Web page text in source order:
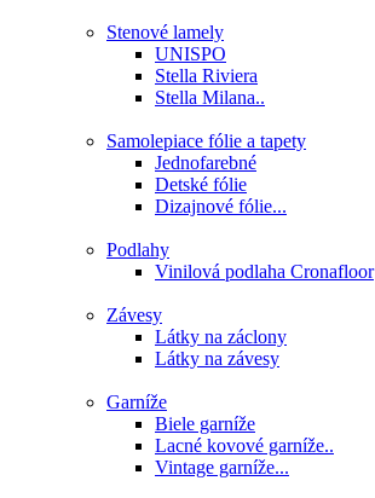
Stenové lamely
UNISPO
Stella Riviera
Stella Milana..
Samolepiace fólie a tapety
Jednofarebné
Detské fólie
Dizajnové fólie...
Podlahy
Vinilová podlaha Cronafloor
Závesy
Látky na záclony
Látky na závesy
Garníže
Biele garníže
Lacné kovové garníže..
Vintage garníže...